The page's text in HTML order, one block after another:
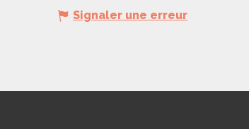
Signaler une erreur